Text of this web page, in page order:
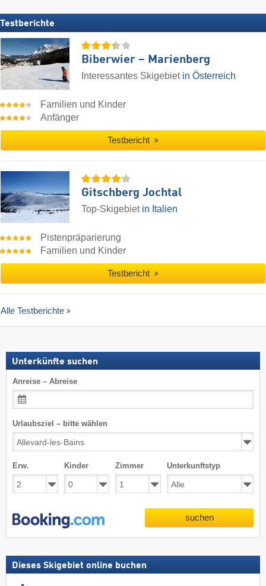
Testberichte
Biberwier – Marienberg
Interessantes Skigebiet in Österreich
Familien und Kinder
Anfänger
Testbericht
Gitschberg Jochtal
Top-Skigebiet in Italien
Pistenpräparierung
Familien und Kinder
Testbericht
Alle Testberichte
Unterkünfte suchen
Anreise – Abreise
Urlaubsziel – bitte wählen
Erw. Kinder Zimmer Unterkunftstyp
suchen
Dieses Skigebiet online buchen